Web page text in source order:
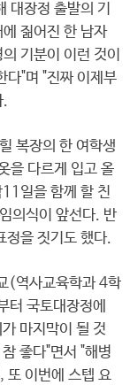
대장정 출발의 기
짊어진 한 남자
기분이 이런 것이
다"며 "진짜 이제부
.
복장의 한 여학생
을 다르게 입고 올
일을 함께 할 친
의식이 앞선다. 반
정을 짓기도 했다.
(역사교육학과 4학
국토대장정에
마지막이 될 것
좋다"면서 "해병
또 이번에 스텝 요